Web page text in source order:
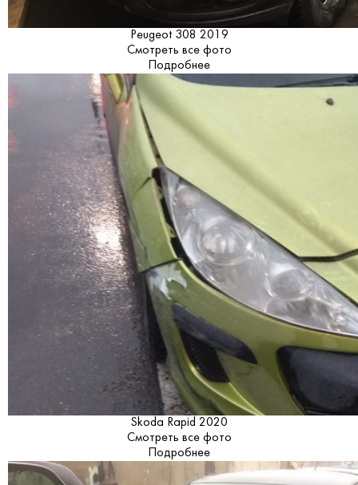
Peugeot 308 2019
Смотреть все фото
Подробнее
Skoda Rapid 2020
Смотреть все фото
Подробнее